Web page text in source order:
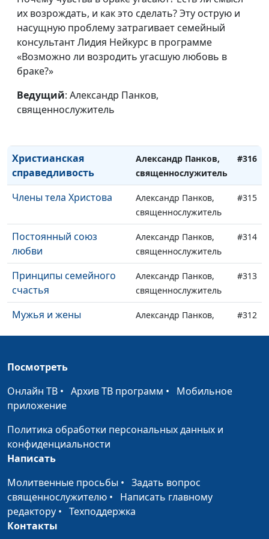
их возрождать, и как это сделать? Эту острую и
насущную проблему затрагивает семейный
консультант Лидия Нейкурс в программе
«Возможно ли возродить угасшую любовь в
браке?»
Ведущий: Александр Панков,
священнослужитель
священнослужитель
Бог есть свет
Александр Панков,
священнослужитель
ПОСЛАНИЕ ИОАННА:
Новая жизнь
священнослужитель
Всеоружие Божие
Христианская
справедливость
Александр Панков,
священнослужитель
#316
Члены тела Христова
Александр Панков,
священнослужитель
#315
Постоянный союз
любви
Александр Панков,
священнослужитель
#314
Принципы семейного
счастья
Александр Панков,
священнослужитель
#313
Мужья и жены
Александр Панков,
#312
настоящего имени
Последователи Христа
Александр Панков,
Храм Святого Духа
(вторая часть)
Александр Панков,
(первая часть)
священнослужитель
Новая жизнь во Христе
(вторая часть)
Посмотреть
Онлайн ТВ • Архив ТВ программ • Мобильное
приложение
Политика обработки персональных данных и
конфиденциальности
Написать
Молитвенные просьбы • Задать вопрос
священнослужителю • Написать главному
редактору • Техподдержка
Контакты